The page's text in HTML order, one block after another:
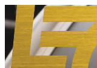
Siirry
sisältöön